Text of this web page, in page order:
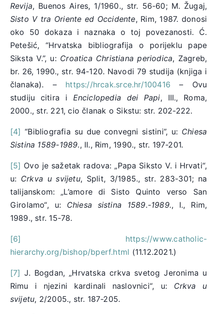
Revija, Buenos Aires, 1/1960., str. 56-60; M. Žugaj,
Sisto V tra Oriente ed Occidente, Rim, 1987. donosi
oko 50 dokaza i naznaka o toj povezanosti. Ć.
Petešić, “Hrvatska bibliografija o porijeklu pape
Siksta V.”, u: Croatica Christiana periodica, Zagreb,
br. 26, 1990., str. 94-120. Navodi 79 studija (knjiga i
članaka). – https://hrcak.srce.hr/100416 – Ovu
studiju citira i Enciclopedia dei Papi, III., Roma,
2000., str. 221, cio članak o Sikstu: str. 202-222.
[4] “Bibliografia su due convegni sistini”, u: Chiesa
Sistina 1589-1989., II., Rim, 1990., str. 197-201.
[5] Ovo je sažetak radova: „Papa Siksto V. i Hrvati“,
u: Crkva u svijetu, Split, 3/1985., str. 283-301; na
talijanskom: „L’amore di Sisto Quinto verso San
Girolamo“, u: Chiesa sistina 1589.-1989., I., Rim,
1989., str. 15-78.
[6]
https://www.catholic-
hierarchy.org/bishop/bperf.html (11.12.2021.)
[7] J. Bogdan, „Hrvatska crkva svetog Jeronima u
Rimu i njezini kardinali naslovnici“, u: Crkva u
svijetu, 2/2005., str. 187-205.